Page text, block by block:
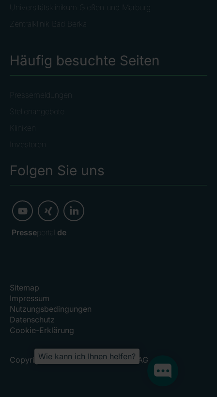
Universitätsklinikum Gießen und Marburg
Zentralklinik Bad Berka
Häufig besuchte Seiten
Pressemeldungen
Stellenangebote
Kliniken
Investoren
Folgen Sie uns
Presseportal. de
Sitemap
Impressum
Nutzungsbedingungen
Datenschutz
Cookie-Erklärung
Copyright 2026, RHÖN-KLINIKUM AG
Wie kann ich Ihnen helfen?